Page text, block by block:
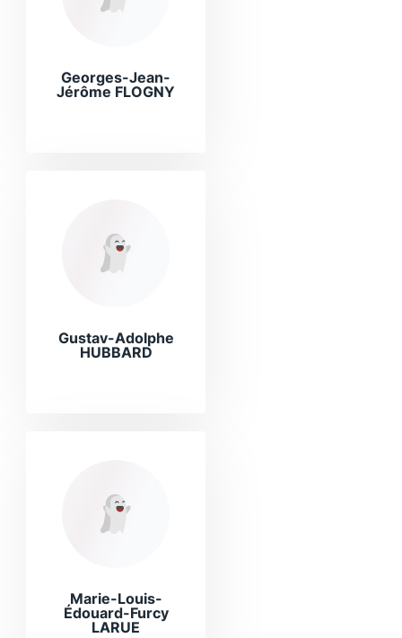
Georges-Jean-
Jérôme FLOGNY
Gustav-Adolphe
HUBBARD
Marie-Louis-
Édouard-Furcy
LARUE